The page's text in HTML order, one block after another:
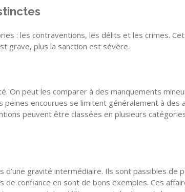
: les contraventions, les délits et les crimes.
grave, plus la sanction est sévère.
On peut les comparer à des manquements
encourues se limitent généralement à des
peuvent être classées en plusieurs
gravité intermédiaire. Ils sont passibles de
confiance en sont de bons exemples. Ces